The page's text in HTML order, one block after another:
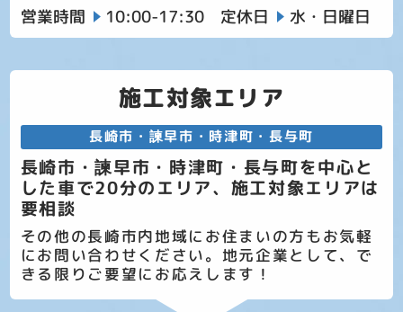
営業時間 10:00-17:30 定休日 水・日曜日
施工対象エリア
長崎市・諫早市・時津町・長与町
長崎市・諫早市・時津町・長与町を中心と
した車で20分のエリア、施工対象エリアは
要相談
その他の長崎市内地域にお住まいの方もお気軽
にお問い合わせください。地元企業として、で
きる限りご要望にお応えします！